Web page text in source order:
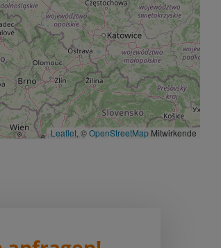
Leaflet , ©OpenStreetMapMitwirkende